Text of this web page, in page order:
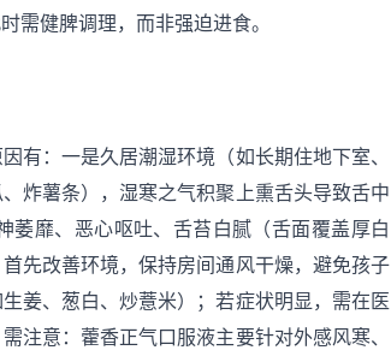
需健脾调理，而非强迫进食。
有：一是久居潮湿环境（如长期住地下室、
炸薯条），湿寒之气积聚上熏舌头导致舌中
萎靡、恶心呕吐、舌苔白腻（舌面覆盖厚白
先改善环境，保持房间通风干燥，避免孩子
姜、葱白、炒薏米）；若症状明显，需在医
注意：藿香正气口服液主要针对外感风寒、